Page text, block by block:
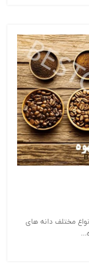
مختلف دانه های